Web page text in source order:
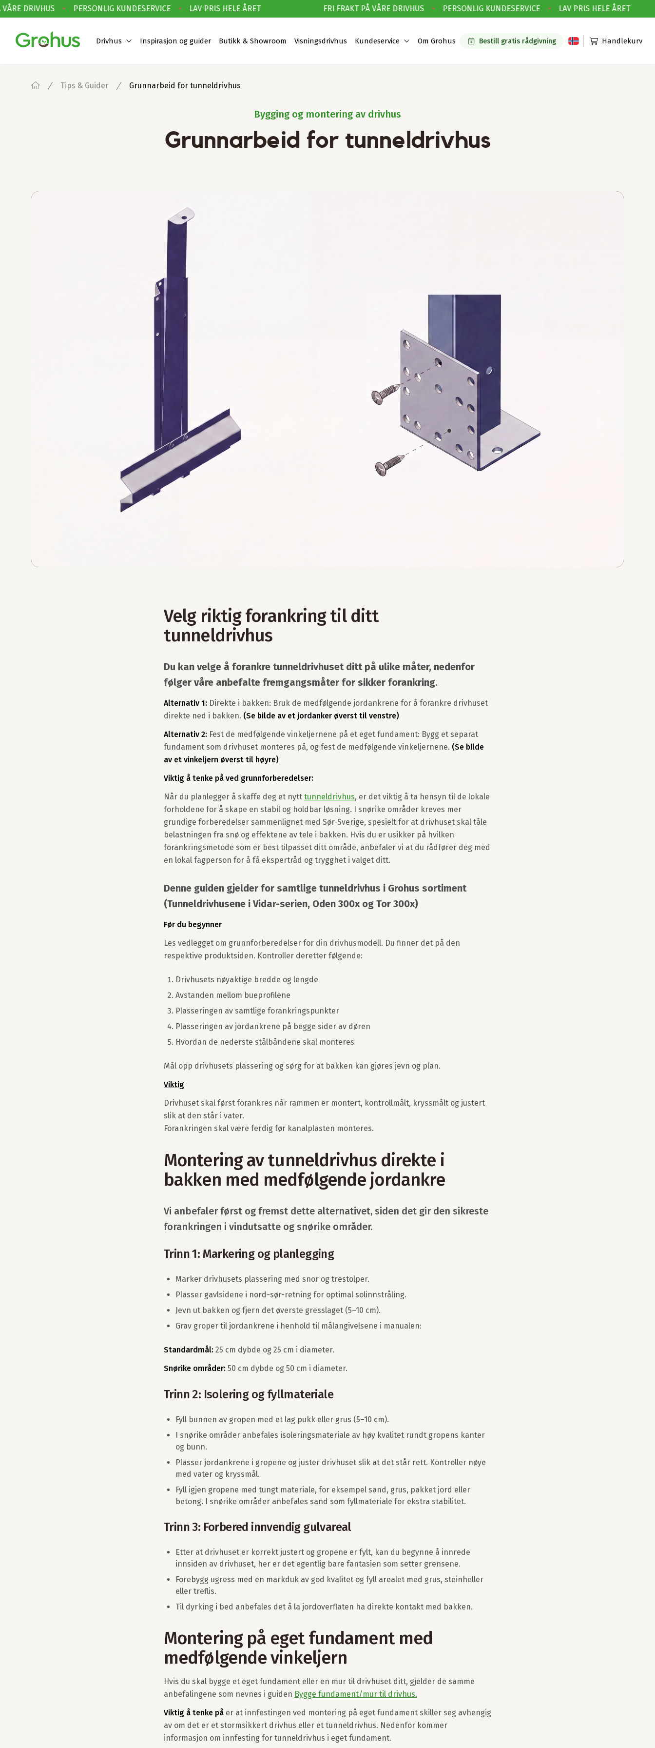
DRIVHUS • PERSONLIG KUNDESERVICE • LAV PRIS HELE ÅRET FRI FRAKT PÅ VÅRE DRIVHUS • PERSONLIG KUNDESERVICE • LAV PRIS HELE ÅRET
Drivhus Inspirasjon og guider Butikk & Showroom Visningsdrivhus Kundeservice Om Grohus Bestill gratis rådgivning Handlekurv
Tips & Guider Grunnarbeid for tunneldrivhus
Bygging og montering av drivhus
Grunnarbeid for tunneldrivhus
Velg riktig forankring til ditt
tunneldrivhus
Du kan velge å forankre tunneldrivhuset ditt på ulike måter, nedenfor
følger våre anbefalte fremgangsmåter for sikker forankring.
Alternativ 1: Direkte i bakken: Bruk de medfølgende jordankrene for å forankre drivhuset
direkte ned i bakken. (Se bilde av et jordanker øverst til venstre)
Alternativ 2: Fest de medfølgende vinkeljernene på et eget fundament: Bygg et separat
fundament som drivhuset monteres på, og fest de medfølgende vinkeljernene. (Se bilde
av et vinkeljern øverst til høyre)
Viktig å tenke på ved grunnforberedelser:
Når du planlegger å skaffe deg et nytt tunneldrivhus, er det viktig å ta hensyn til de lokale
forholdene for å skape en stabil og holdbar løsning. I snørike områder kreves mer
grundige forberedelser sammenlignet med Sør-Sverige, spesielt for at drivhuset skal tåle
belastningen fra snø og effektene av tele i bakken. Hvis du er usikker på hvilken
forankringsmetode som er best tilpasset ditt område, anbefaler vi at du rådfører deg med
en lokal fagperson for å få ekspertråd og trygghet i valget ditt.
Denne guiden gjelder for samtlige tunneldrivhus i Grohus sortiment
(Tunneldrivhusene i Vidar-serien, Oden 300x og Tor 300x)
Før du begynner
Les vedlegget om grunnforberedelser for din drivhusmodell. Du finner det på den
respektive produktsiden. Kontroller deretter følgende:
Drivhusets nøyaktige bredde og lengde
Avstanden mellom bueprofilene
Plasseringen av samtlige forankringspunkter
Plasseringen av jordankrene på begge sider av døren
Hvordan de nederste stålbåndene skal monteres
Mål opp drivhusets plassering og sørg for at bakken kan gjøres jevn og plan.
Viktig
Drivhuset skal først forankres når rammen er montert, kontrollmålt, kryssmålt og justert
slik at den står i vater.
Forankringen skal være ferdig før kanalplasten monteres.
Montering av tunneldrivhus direkte i
bakken med medfølgende jordankre
Vi anbefaler først og fremst dette alternativet, siden det gir den sikreste
forankringen i vindutsatte og snørike områder.
Trinn 1: Markering og planlegging
Marker drivhusets plassering med snor og trestolper.
Plasser gavlsidene i nord-sør-retning for optimal solinnstråling.
Jevn ut bakken og fjern det øverste gresslaget (5–10 cm).
Grav groper til jordankrene i henhold til målangivelsene i manualen:
Standardmål: 25 cm dybde og 25 cm i diameter.
Snørike områder: 50 cm dybde og 50 cm i diameter.
Trinn 2: Isolering og fyllmateriale
Fyll bunnen av gropen med et lag pukk eller grus (5–10 cm).
I snørike områder anbefales isoleringsmateriale av høy kvalitet rundt gropens kanter
og bunn.
Plasser jordankrene i gropene og juster drivhuset slik at det står rett. Kontroller nøye
med vater og kryssmål.
Fyll igjen gropene med tungt materiale, for eksempel sand, grus, pakket jord eller
betong. I snørike områder anbefales sand som fyllmateriale for ekstra stabilitet.
Trinn 3: Forbered innvendig gulvareal
Etter at drivhuset er korrekt justert og gropene er fylt, kan du begynne å innrede
innsiden av drivhuset, her er det egentlig bare fantasien som setter grensene.
Forebygg ugress med en markduk av god kvalitet og fyll arealet med grus, steinheller
eller treflis.
Til dyrking i bed anbefales det å la jordoverflaten ha direkte kontakt med bakken.
Montering på eget fundament med
medfølgende vinkeljern
Hvis du skal bygge et eget fundament eller en mur til drivhuset ditt, gjelder de samme
anbefalingene som nevnes i guiden Bygge fundament/mur til drivhus.
Viktig å tenke på er at innfestingen ved montering på eget fundament skiller seg avhengig
av om det er et stormsikkert drivhus eller et tunneldrivhus. Nedenfor kommer
informasjon om innfesting for tunneldrivhus i eget fundament.